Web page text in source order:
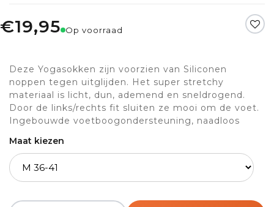
€19,95 Op voorraad
Deze Yogasokken zijn voorzien van Siliconen
noppen tegen uitglijden. Het super stretchy
materiaal is licht, dun, ademend en sneldrogend.
Door de links/rechts fit sluiten ze mooi om de voet.
Ingebouwde voetboogondersteuning, naadloos
Maat kiezen